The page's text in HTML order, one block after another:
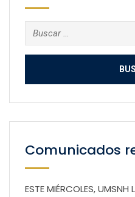
Buscar:
Comunicados
ESTE MIÉRCOLES, UMSNH